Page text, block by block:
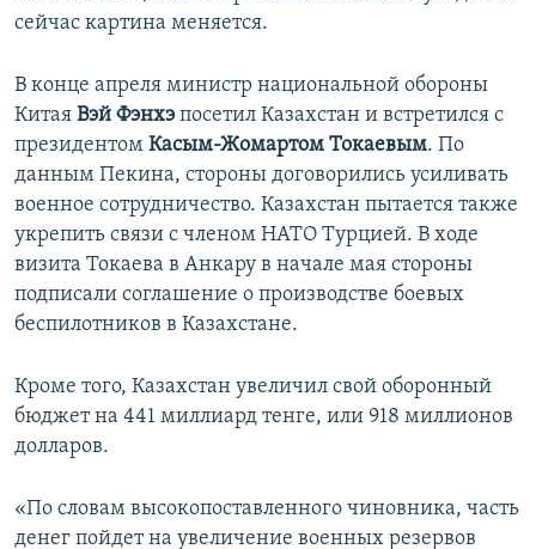
сейчас картина меняется.
В конце апреля министр национальной обороны
Китая Вэй Фэнхэ посетил Казахстан и встретился с
президентом Касым-Жомартом Токаевым. По
данным Пекина, стороны договорились усиливать
военное сотрудничество. Казахстан пытается также
укрепить связи с членом НАТО Турцией. В ходе
визита Токаева в Анкару в начале мая стороны
подписали соглашение о производстве боевых
беспилотников в Казахстане.
Кроме того, Казахстан увеличил свой оборонный
бюджет на 441 миллиард тенге, или 918 миллионов
долларов.
«По словам высокопоставленного чиновника, часть
денег пойдет на увеличение военных резервов